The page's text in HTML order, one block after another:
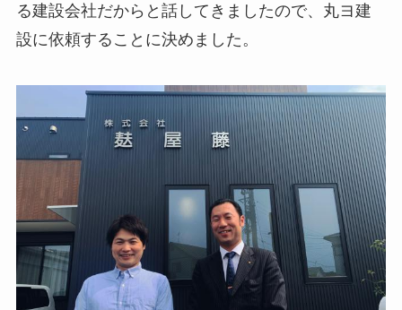
る建設会社だからと話してきましたので、丸ヨ建
設に依頼することに決めました。